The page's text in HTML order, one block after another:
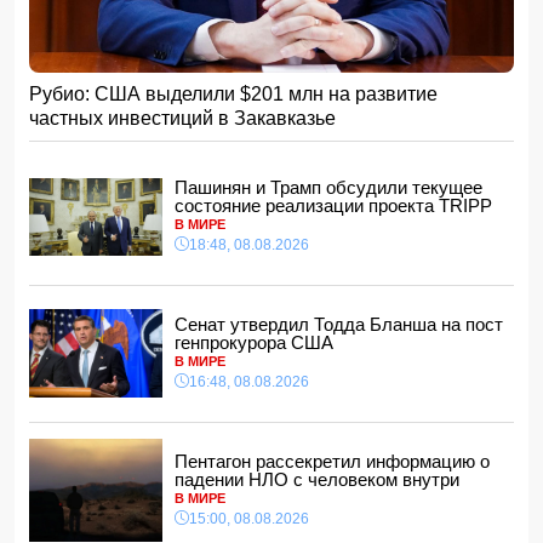
15:48, 08.08.2026
Умер отец Лионеля Месси
15:28, 08.08.2026
Хикмет Гаджиев: Ильхам Алиев одержал победу и в
войне, и в мире- ВИДЕО
15:08, 08.08.2026
Пентагон рассекретил информацию о падении НЛО с
человеком внутри
15:00, 08.08.2026
Белый, черный или яркий: психолог объяснила, как цвет
14:48, 08.08.2026
Зеленский встретился с Вучичем
14:40, 08.08.2026
В Азербайджане ожидается жара до 41 градуса —
объявлено предупреждение
14:34, 08.08.2026
В Агдашском районе расследуется конфликт, связанный
с церемонией помолвки с участием
несовершеннолетней
14:28, 08.08.2026
Рубио: США выделили $201 млн на развитие
частных инвестиций в Закавказье
Пашинян и Трамп обсудили текущее
состояние реализации проекта TRIPP
В МИРЕ
18:48, 08.08.2026
Сенат утвердил Тодда Бланша на пост
генпрокурора США
В МИРЕ
16:48, 08.08.2026
Пентагон рассекретил информацию о
падении НЛО с человеком внутри
В МИРЕ
15:00, 08.08.2026